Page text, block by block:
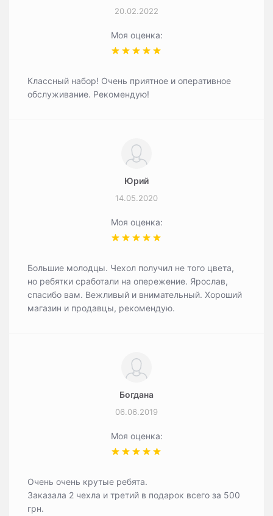
20.02.2022
Моя оценка:
Классный набор! Очень приятное и оперативное
обслуживание. Рекомендую!
Юрий
14.05.2020
Моя оценка:
Большие молодцы. Чехол получил не того цвета,
но ребятки сработали на опережение. Ярослав,
спасибо вам. Вежливый и внимательный. Хороший
магазин и продавцы, рекомендую.
Богдана
06.06.2019
Моя оценка:
Очень очень крутые ребята.
Заказала 2 чехла и третий в подарок всего за 500
грн.